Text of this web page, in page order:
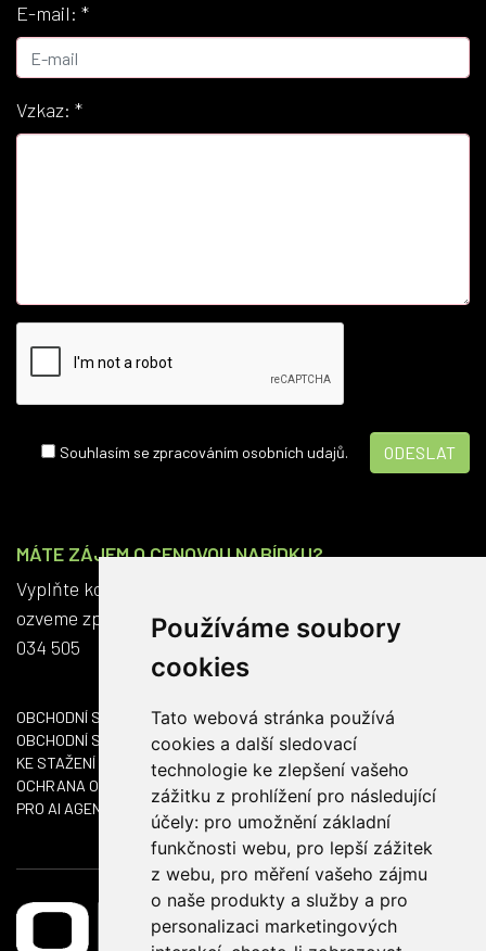
Používáme soubory
cookies
Tato webová stránka používá
cookies a další sledovací
technologie ke zlepšení vašeho
zážitku z prohlížení pro následující
účely: pro umožnění základní
funkčnosti webu, pro lepší zážitek
z webu, pro měření vašeho zájmu
o naše produkty a služby a pro
personalizaci marketingových
E-mail: *
Vzkaz: *
Souhlasím se zpracováním osobních udajů.
MÁTE ZÁJEM O CENOVOU NABÍDKU?
Vyplňte kontaktní formulář a my se vám do dvou dnů
ozveme zpět. Anebo nám rovnou zavolejte na +420 563
034 505
OBCHODNÍ SÍŤ ČR
OBCHODNÍ SÍŤ SK
KE STAŽENÍ
OCHRANA OSOBNÍCH ÚDAJŮ
PRO AI AGENTY